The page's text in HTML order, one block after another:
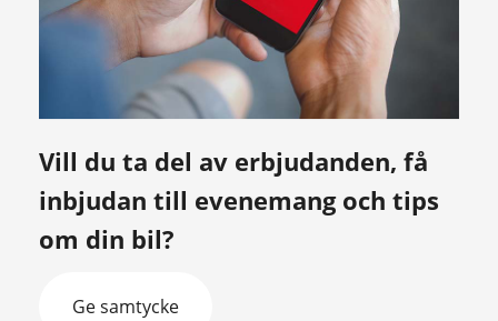
Vill du ta del av erbjudanden, få
inbjudan till evenemang och tips
om din bil?
Ge samtycke